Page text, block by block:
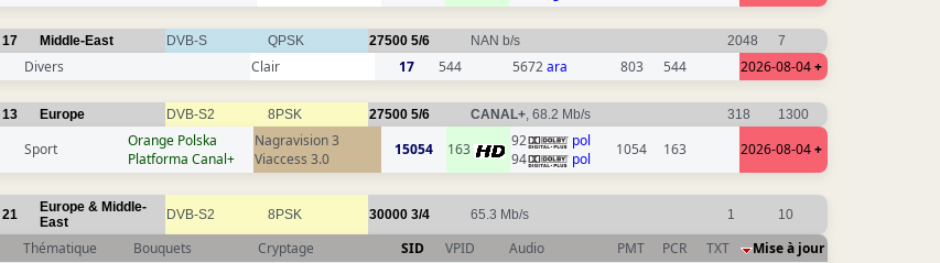
17 Middle-East DVB-S QPSK 27500 5/6 NAN b/s 2048 7
Divers Clair 17 544 5672ara 803 544 2026-08-04+
13 Europe DVB-S2 8PSK 27500 5/6 CANAL+, 68.2 Mb/s 318 1300
Sport
Orange Polska
Platforma Canal+
Nagravision 3
Viaccess 3.0
15054 163 92
pol
94
pol
1054 163 2026-08-04+
21
Europe & Middle-
East
DVB-S2 8PSK 30000 3/4 65.3 Mb/s 1 10
Thématique Bouquets Cryptage SID VPID Audio PMT PCR TXT Mise à jour